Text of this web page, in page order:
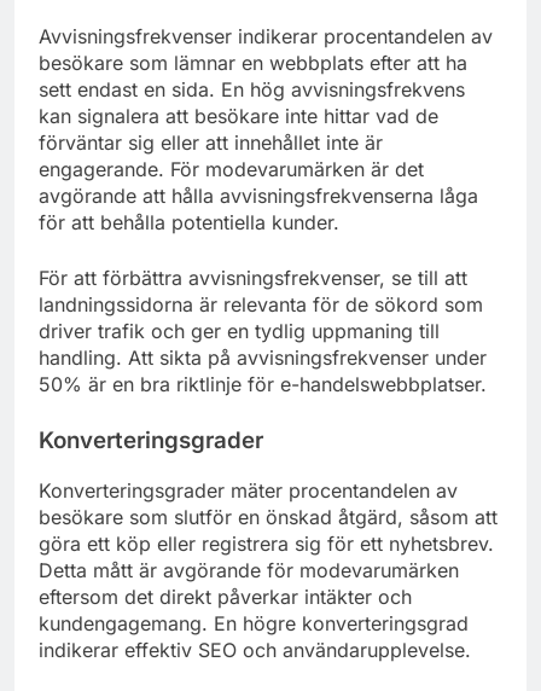
Avvisningsfrekvenser indikerar procentandelen av
besökare som lämnar en webbplats efter att ha
sett endast en sida. En hög avvisningsfrekvens
kan signalera att besökare inte hittar vad de
förväntar sig eller att innehållet inte är
engagerande. För modevarumärken är det
avgörande att hålla avvisningsfrekvenserna låga
för att behålla potentiella kunder.
För att förbättra avvisningsfrekvenser, se till att
landningssidorna är relevanta för de sökord som
driver trafik och ger en tydlig uppmaning till
handling. Att sikta på avvisningsfrekvenser under
50% är en bra riktlinje för e-handelswebbplatser.
Konverteringsgrader
Konverteringsgrader mäter procentandelen av
besökare som slutför en önskad åtgärd, såsom att
göra ett köp eller registrera sig för ett nyhetsbrev.
Detta mått är avgörande för modevarumärken
eftersom det direkt påverkar intäkter och
kundengagemang. En högre konverteringsgrad
indikerar effektiv SEO och användarupplevelse.